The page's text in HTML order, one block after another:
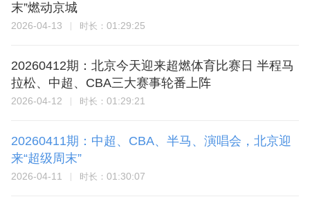
末”燃动京城
2026-04-13 时长： 01:29:25
20260412期：北京今天迎来超燃体育比赛日 半程马
拉松、中超、CBA三大赛事轮番上阵
2026-04-12 时长： 01:29:21
20260411期：中超、CBA、半马、演唱会，北京迎
来“超级周末”
2026-04-11 时长： 01:30:07